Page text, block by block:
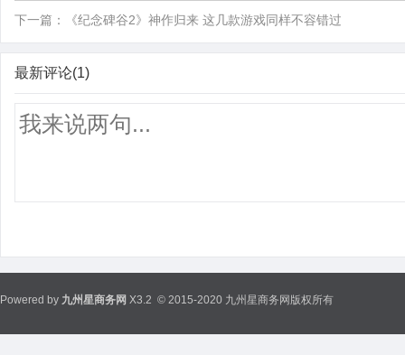
下一篇： 《纪念碑谷2》神作归来 这几款游戏同样不容错过
最新评论(1)
Powered by 九州星商务网 X3.2 © 2015-2020 九州星商务网版权所有